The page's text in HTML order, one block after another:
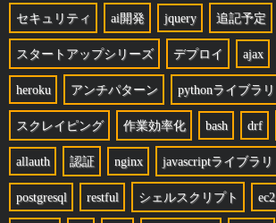
セキュリティ ai開発 jquery 追記予定
スタートアップシリーズ デプロイ ajax
heroku アンチパターン pythonライブラリ
スクレイピング 作業効率化 bash drf
allauth 認証 nginx javascriptライブラリ
postgresql restful シェルスクリプト ec2